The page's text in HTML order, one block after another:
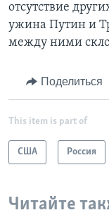
отсутствие
ужина Путин и
между ними
Поделиться
This item is part of
США Россия
Читайте